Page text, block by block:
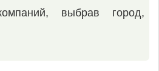
выбрав город,